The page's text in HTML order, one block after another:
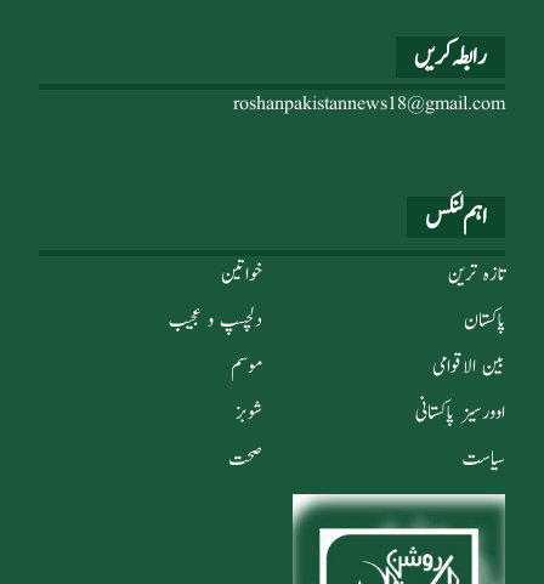
اہم لنکس
خواتین
دلچسپ و عجیب
موسم
شوبز
صحت
تازہ ترین
پاکستان
بین الاقوامی
اوورسیز پاکستانی
سیاست
رابطہ کریں
roshanpakistannews18@gmail.com